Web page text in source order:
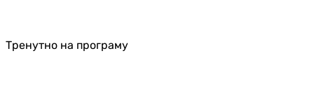
Тренутно на програму